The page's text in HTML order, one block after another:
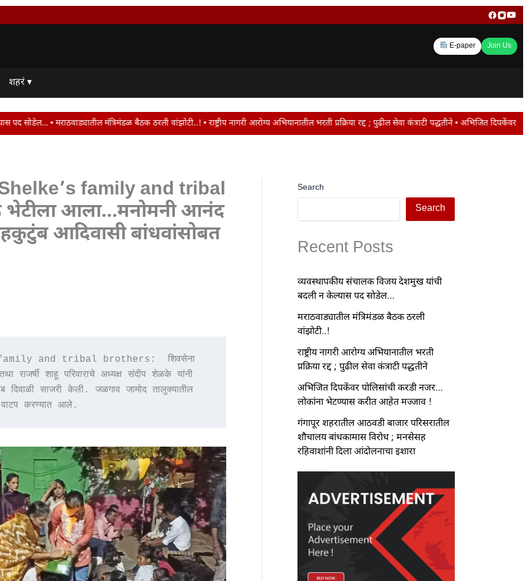
E-paper Join Us
शहरं ▾
बैठक ठरली वांझोटी..! • राष्ट्रीय नागरी आरोग्य अभियानातील भरती प्रक्रिया रद्द ; पुढील सेवा कंत्राटी पद्धतीने • अभिजित दिपकेंवर पोलिसांची करडी नजर…
family and tribal
आला…मनोमनी आनंद
आदिवासी बांधवांसोबत
and tribal brothers:  शिवसेना
राजर्षी शाहू परिवाराचे अध्यक्ष संदीप शेळके यांनी
दिवाळी साजरी केली. जळगाव जामोद तालुक्यातील
वाटप करण्यात आले.
Search
Search
Recent Posts
व्यवस्थापकीय संचालक विजय देशमुख यांची
बदली न केल्यास पद सोडेल…
मराठवाड्यातील मंत्रिमंडळ बैठक ठरली
वांझोटी..!
राष्ट्रीय नागरी आरोग्य अभियानातील भरती
प्रक्रिया रद्द ; पुढील सेवा कंत्राटी पद्धतीने
अभिजित दिपकेंवर पोलिसांची करडी नजर…
लोकांना भेटण्यास करीत आहेत मज्जाव !
गंगापूर शहरातील आठवडी बाजार परिसरातील
शौचालय बांधकामास विरोध ; मनसेसह
रहिवाशांनी दिला आंदोलनाचा इशारा